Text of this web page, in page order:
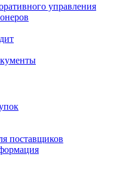
управления
поставщиков